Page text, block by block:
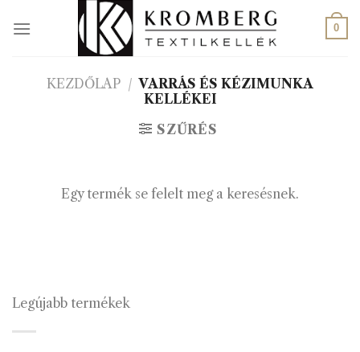
0
KEZDŐLAP / VARRÁS ÉS KÉZIMUNKA
KELLÉKEI
SZŰRÉS
Egy termék se felelt meg a keresésnek.
Legújabb termékek